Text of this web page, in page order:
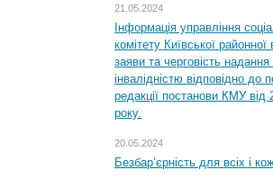
21.05.2024
Інформація управління
комітету Київської
заяви та черговість надання
інвалідністю відповідно
редакції постанови КМУ від
року.
20.05.2024
Безбар’єрність для всіх і